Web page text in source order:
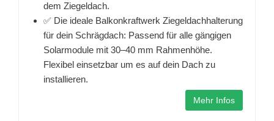
dem Ziegeldach.
✅ Die ideale Balkonkraftwerk Ziegeldachhalterung
für dein Schrägdach: Passend für alle gängigen
Solarmodule mit 30–40 mm Rahmenhöhe.
Flexibel einsetzbar um es auf dein Dach zu
installieren.
Mehr Infos